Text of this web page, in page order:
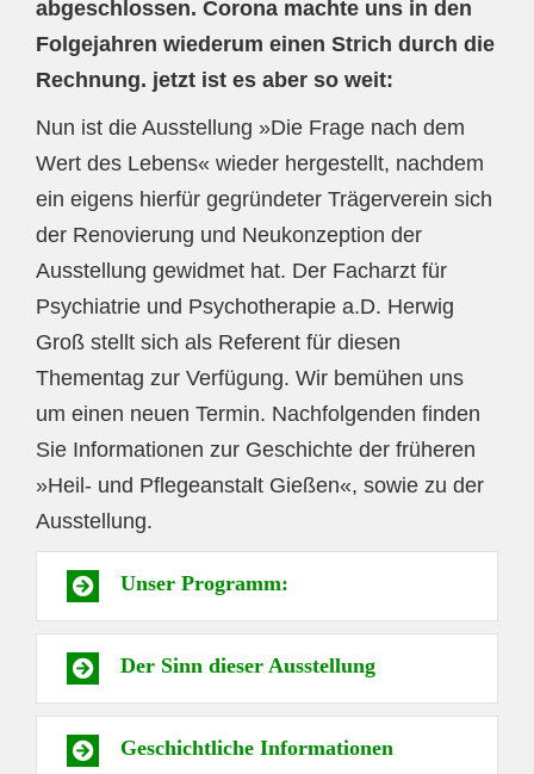
abgeschlossen. Corona machte uns in den
Folgejahren wiederum einen Strich durch die
Rechnung. jetzt ist es aber so weit:
Nun ist die Ausstellung »Die Frage nach dem
Wert des Lebens« wieder hergestellt, nachdem
ein eigens hierfür gegründeter Trägerverein sich
der Renovierung und Neukonzeption der
Ausstellung gewidmet hat. Der Facharzt für
Psychiatrie und Psychotherapie a.D. Herwig
Groß stellt sich als Referent für diesen
Thementag zur Verfügung. Wir bemühen uns
um einen neuen Termin. Nachfolgenden finden
Sie Informationen zur Geschichte der früheren
»Heil- und Pflegeanstalt Gießen«, sowie zu der
Ausstellung.
Unser Programm:
Der Sinn dieser Ausstellung
Geschichtliche Informationen